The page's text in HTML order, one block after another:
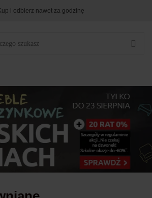
przy zapisie na Newsletter.
i odbierz nawet za godzinę